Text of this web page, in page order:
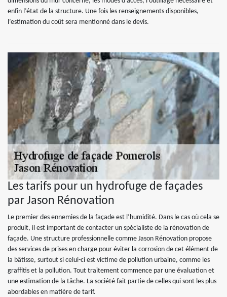
enfin l’état de la structure. Une fois les renseignements disponibles,
l’estimation du coût sera mentionné dans le devis.
Les tarifs pour un hydrofuge de façades
par Jason Rénovation
Le premier des ennemies de la façade est l’humidité. Dans le cas où cela se
produit, il est important de contacter un spécialiste de la rénovation de
façade. Une structure professionnelle comme Jason Rénovation propose
des services de prises en charge pour éviter la corrosion de cet élément de
la bâtisse, surtout si celui-ci est victime de pollution urbaine, comme les
graffitis et la pollution. Tout traitement commence par une évaluation et
une estimation de la tâche. La société fait partie de celles qui sont les plus
abordables en matière de tarif.